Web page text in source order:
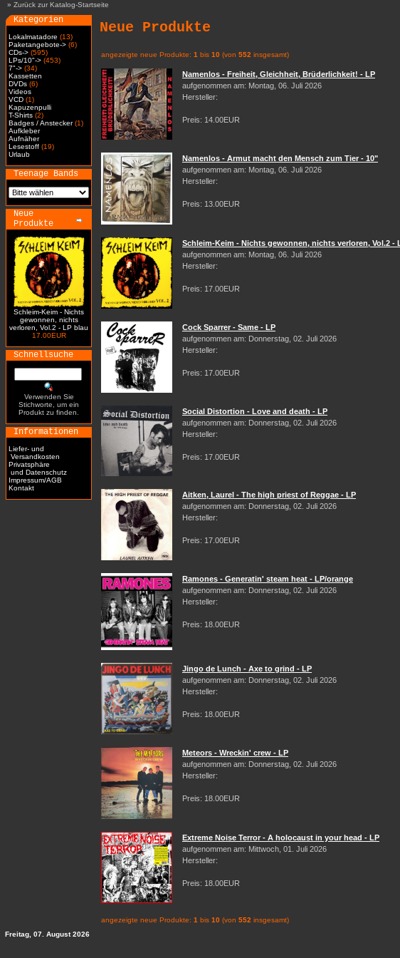
» Zurück zur Katalog-Startseite
Kategorien
Lokalmatadore (13)
Paketangebote-> (6)
CDs-> (595)
LPs/10"-> (453)
7"-> (34)
Kassetten
DVDs (6)
Videos
VCD (1)
Kapuzenpulli
T-Shirts (2)
Badges / Anstecker(1)
Aufkleber
Aufnäher
Lesestoff (19)
Urlaub
Teenage Bands
Neue
Produkte
Schleim-Keim - Nichts
gewonnen, nichts
verloren, Vol.2 - LP blau
17.00EUR
Schnellsuche
Verwenden Sie
Stichworte, um ein
Produkt zu finden.
Informationen
Liefer- und
Versandkosten
Privatsphäre
und Datenschutz
Impressum/AGB
Kontakt
Neue Produkte
angezeigte neue Produkte: 1 bis 10 (von 552 insgesamt)
Namenlos - Freiheit, Gleichheit, Brüderlichkeit! - LP
aufgenommen am: Montag, 06. Juli 2026
Hersteller:
Preis: 14.00EUR
Namenlos - Armut macht den Mensch zum Tier - 10"
aufgenommen am: Montag, 06. Juli 2026
Hersteller:
Preis: 13.00EUR
Schleim-Keim - Nichts gewonnen, nichts verloren, Vol.2 -
aufgenommen am: Montag, 06. Juli 2026
Hersteller:
Preis: 17.00EUR
Cock Sparrer - Same - LP
aufgenommen am: Donnerstag, 02. Juli 2026
Hersteller:
Preis: 17.00EUR
Social Distortion - Love and death - LP
aufgenommen am: Donnerstag, 02. Juli 2026
Hersteller:
Preis: 17.00EUR
Aitken, Laurel - The high priest of Reggae - LP
aufgenommen am: Donnerstag, 02. Juli 2026
Hersteller:
Preis: 17.00EUR
Ramones - Generatin' steam heat - LP/orange
aufgenommen am: Donnerstag, 02. Juli 2026
Hersteller:
Preis: 18.00EUR
Jingo de Lunch - Axe to grind - LP
aufgenommen am: Donnerstag, 02. Juli 2026
Hersteller:
Preis: 18.00EUR
Meteors - Wreckin' crew - LP
aufgenommen am: Donnerstag, 02. Juli 2026
Hersteller:
Preis: 18.00EUR
Extreme Noise Terror - A holocaust in your head - LP
aufgenommen am: Mittwoch, 01. Juli 2026
Hersteller:
Preis: 18.00EUR
angezeigte neue Produkte: 1 bis 10 (von 552 insgesamt)
Freitag, 07. August 2026